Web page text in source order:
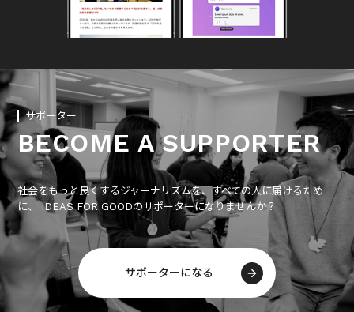
サポーター
BECOME A SUPPORTER
社会をもっと良くするジャーナリズムを、すべての人に届けるため
に、 IDEAS FOR GOODのサポーターになりませんか？
サポーターになる